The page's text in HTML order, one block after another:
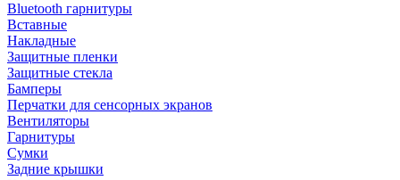
Bluetooth гарнитуры
Вставные
Накладные
Защитные пленки
Защитные стекла
Бамперы
Перчатки для сенсорных экранов
Вентиляторы
Гарнитуры
Сумки
Задние крышки